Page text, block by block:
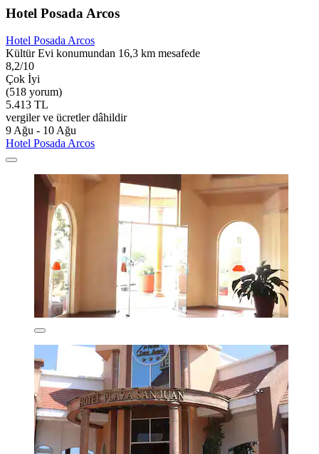
Hotel Posada Arcos
Hotel Posada Arcos
Kültür Evi konumundan 16,3 km mesafede
8,2/10
Çok İyi
(518 yorum)
5.413 TL
vergiler ve ücretler dâhildir
9 Ağu - 10 Ağu
Hotel Posada Arcos